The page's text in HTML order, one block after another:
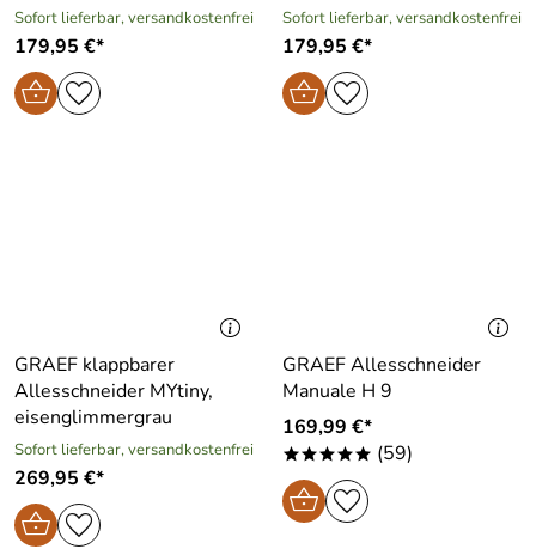
Sofort lieferbar, versandkostenfrei
179,95 €*
Sofort lieferbar, versandkostenfrei
179,95 €*
GRAEF klappbarer
Allesschneider MYtiny,
eisenglimmergrau
Sofort lieferbar, versandkostenfrei
269,95 €*
GRAEF Allesschneider
Manuale H 9
169,99 €*
***** (59)